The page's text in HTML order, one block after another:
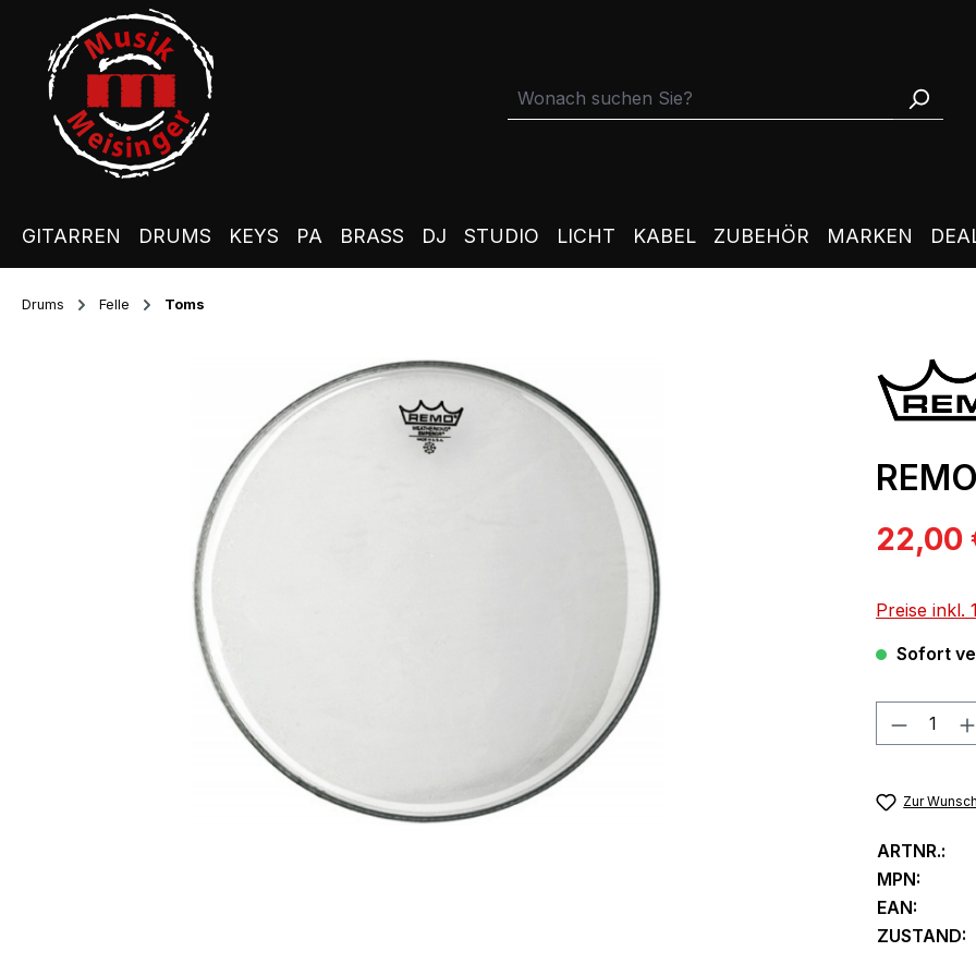
Hauptinhalt springen
Zur Suche springen
Zur Hauptnavigation springen
GITARREN DRUMS KEYS PA BRASS DJ STUDIO LICHT KABEL ZUBEHÖR MARKEN
Drums Felle Toms
22,00
Preise inkl.
Sofort
Zur
ARTNR.:
MPN:
EAN:
ZUSTAND: